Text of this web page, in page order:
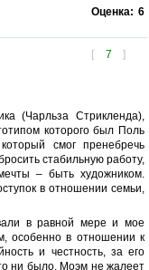
Оценка: 6
[ 7 ]
(Чарльза Стрикленда),
которого был Поль
смог пренебречь
стабильную работу,
– быть художником.
в отношении семьи,
в равной мере и мое
особенно в отношении к
и честность, за его
ни было. Моэм не жалеет